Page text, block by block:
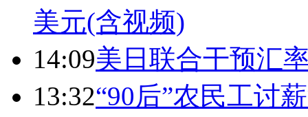
美元(含视频)
14:09美日联合干预汇
13:32“90后”农民工讨